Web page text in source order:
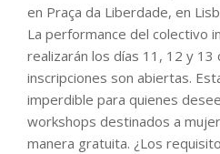
en Praça da Liberdade, en
La performance del colectivo
realizarán los días 11, 12 y 13
inscripciones son abiertas.
imperdible para quienes
workshops destinados a
manera gratuita. ¿Los